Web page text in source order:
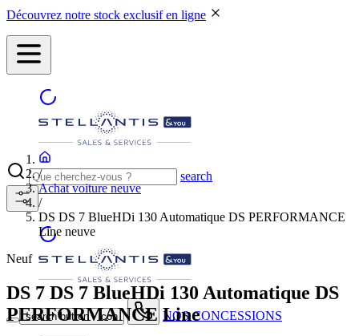
Découvrez notre stock exclusif en ligne
search
search button - icon NOS CONCESSIONS
/
Achat voiture neuve
/
DS DS 7 BlueHDi 130 Automatique DS PERFORMANCE
Line neuve
Neuf
DS 7 DS 7 BlueHDi 130 Automatique DS
PERFORMANCE Line